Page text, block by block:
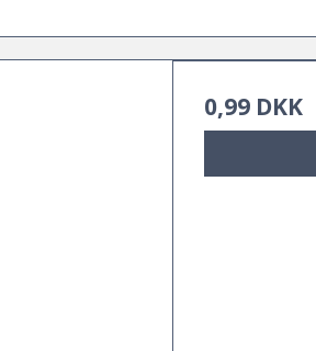
0,99 DKK